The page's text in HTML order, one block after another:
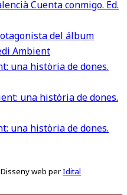
Cuenta conmigo. Ed.
una història de dones.
una història de dones.
web perIdital